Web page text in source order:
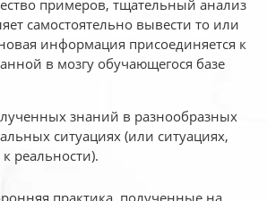
примеров, тщательный анализ
самостоятельно вывести то или
информация присоединяется к
в мозгу обучающегося базе
знаний в разнообразных
ситуациях (или ситуациях,
реальности).
практика, полученные на